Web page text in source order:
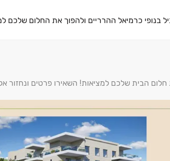
בנופי כרמיאל ההרריים ולהפוך את החלום שלכם
חלום הבית שלכם למציאות! השאירו פרטים ונחזור